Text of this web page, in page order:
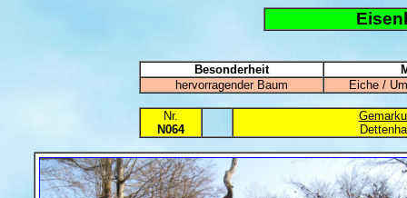
Besonderheit
hervorragender Baum
Eiche /
Nr.
N064